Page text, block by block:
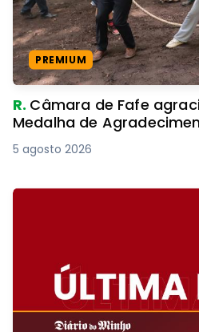
PREMIUM
R. Câmara de Fafe
Medalha de
5 agosto 2026